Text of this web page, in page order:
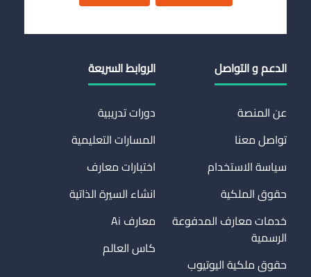
الدعم و التواصل
عن المنصة
تواصل معنا
سياسة الاستخدام
حقوق الملكية
خدمات معارف المدفوعة
الرسمية
حقوق ملكية اليوتيوب
الروابط السريعة
دورات تدريبية
المسارات التعليمية
اختبارات معارف
انشاء السيرة الذاتية
معارف Ai
كاس العالم